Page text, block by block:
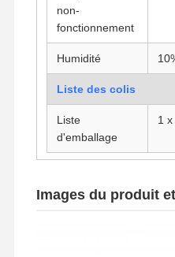
non-
fonctionnement
Humidité
Liste des colis
Liste
d'emballage
1
Images du produit